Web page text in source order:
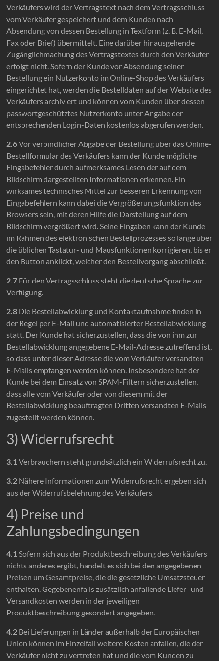
Verkäufers wird der Vertragstext nach dem Vertragsschluss
vom Verkäufer gespeichert und dem Kunden nach
Absendung von dessen Bestellung in Textform (z. B. E-Mail,
Fax oder Brief) übermittelt. Eine darüber hinausgehende
Zugänglichmachung des Vertragstextes durch den Verkäufer
erfolgt nicht. Sofern der Kunde vor Absendung seiner
Bestellung ein Nutzerkonto im Online-Shop des Verkäufers
eingerichtet hat, werden die Bestelldaten auf der Website des
Verkäufers archiviert und können vom Kunden über dessen
passwortgeschütztes Nutzerkonto unter Angabe der
entsprechenden Login-Daten kostenlos abgerufen werden.
2.6Vor verbindlicher Abgabe der Bestellung über das Online-
Bestellformular des Verkäufers kann der Kunde mögliche
Eingabefehler durch aufmerksames Lesen der auf dem
Bildschirm dargestellten Informationen erkennen. Ein
wirksames technisches Mittel zur besseren Erkennung von
Eingabefehlern kann dabei die Vergrößerungsfunktion des
Browsers sein, mit deren Hilfe die Darstellung auf dem
Bildschirm vergrößert wird. Seine Eingaben kann der Kunde
im Rahmen des elektronischen Bestellprozesses so lange über
die üblichen Tastatur- und Mausfunktionen korrigieren, bis er
den Button anklickt, welcher den Bestellvorgang abschließt.
2.7 Für den Vertragsschluss steht die deutsche Sprache zur
Verfügung.
2.8 Die Bestellabwicklung und Kontaktaufnahme finden in
der Regel per E-Mail und automatisierter Bestellabwicklung
statt. Der Kunde hat sicherzustellen, dass die von ihm zur
Bestellabwicklung angegebene E-Mail-Adresse zutreffend ist,
so dass unter dieser Adresse die vom Verkäufer versandten
E-Mails empfangen werden können. Insbesondere hat der
Kunde bei dem Einsatz von SPAM-Filtern sicherzustellen,
dass alle vom Verkäufer oder von diesem mit der
Bestellabwicklung beauftragten Dritten versandten E-Mails
zugestellt werden können.
3) Widerrufsrecht
3.1 Verbrauchern steht grundsätzlich ein Widerrufsrecht zu.
3.2 Nähere Informationen zum Widerrufsrecht ergeben sich
aus der Widerrufsbelehrung des Verkäufers.
4) Preise und
Zahlungsbedingungen
4.1 Sofern sich aus der Produktbeschreibung des Verkäufers
nichts anderes ergibt, handelt es sich bei den angegebenen
Preisen um Gesamtpreise, die die gesetzliche Umsatzsteuer
enthalten. Gegebenenfalls zusätzlich anfallende Liefer- und
Versandkosten werden in der jeweiligen
Produktbeschreibung gesondert angegeben.
4.2 Bei Lieferungen in Länder außerhalb der Europäischen
Union können im Einzelfall weitere Kosten anfallen, die der
Verkäufer nicht zu vertreten hat und die vom Kunden zu